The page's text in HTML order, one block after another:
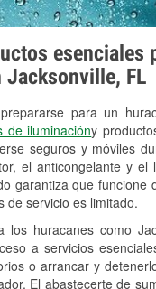
esenciales
FL
para un
de iluminacióny
seguros y móviles
el anticongelante y
garantiza que
de servicio es limitado.
los huracanes como
a servicios
o arrancar y
El abastecerte de